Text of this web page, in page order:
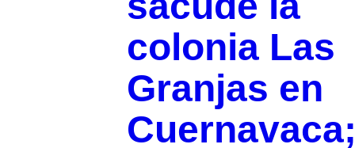
colonia Las
Granjas en